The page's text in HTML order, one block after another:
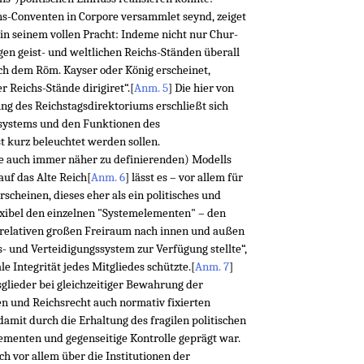
Conventen in Corpore versammlet seynd, zeiget
seinem vollen Pracht: Indeme nicht nur Chur-
geist- und weltlichen Reichs-Ständen überall
dem Röm. Kayser oder König erscheinet,
Reichs-Stände dirigiret“.[Anm. 5] Die hier von
des Reichstagsdirektoriums erschließt sich
und den Funktionen des
kurz beleuchtet werden sollen.
auch immer näher zu definierenden) Modells
das Alte Reich[Anm. 6] lässt es – vor allem für
dieses eher als ein politisches und
den einzelnen "Systemelementen" – den
großen Freiraum nach innen und außen
und Verteidigungssystem zur Verfügung stellte“,
Integrität jedes Mitgliedes schützte.[Anm. 7]
bei gleichzeitiger Bewahrung der
und Reichsrecht auch normativ fixierten
durch die Erhaltung des fragilen politischen
und gegenseitige Kontrolle geprägt war.
vor allem über die Institutionen der